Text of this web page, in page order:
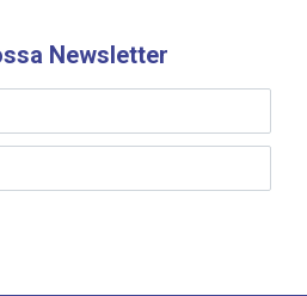
Newsletter